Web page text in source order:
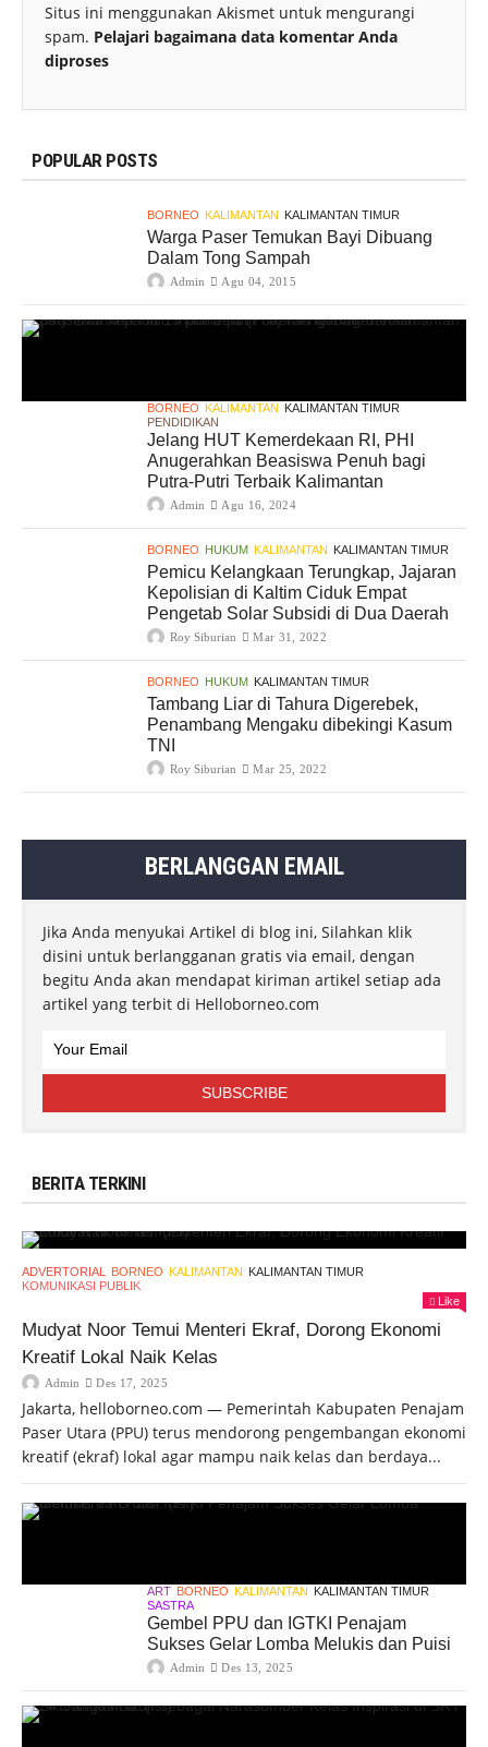
Situs ini menggunakan Akismet untuk mengurangi
spam. Pelajari bagaimana data komentar Anda
diproses
POPULAR POSTS
BORNEO KALIMANTAN KALIMANTAN TIMUR
Warga Paser Temukan Bayi Dibuang
Dalam Tong Sampah
Admin Agu 04, 2015
BORNEO KALIMANTAN KALIMANTAN TIMUR
PENDIDIKAN
Jelang HUT Kemerdekaan RI, PHI
Anugerahkan Beasiswa Penuh bagi
Putra-Putri Terbaik Kalimantan
Admin Agu 16, 2024
BORNEO HUKUM KALIMANTAN KALIMANTAN TIMUR
Pemicu Kelangkaan Terungkap, Jajaran
Kepolisian di Kaltim Ciduk Empat
Pengetab Solar Subsidi di Dua Daerah
Roy Siburian Mar 31, 2022
BORNEO HUKUM KALIMANTAN TIMUR
Tambang Liar di Tahura Digerebek,
Penambang Mengaku dibekingi Kasum
TNI
Roy Siburian Mar 25, 2022
BERLANGGAN EMAIL
Jika Anda menyukai Artikel di blog ini, Silahkan klik
disini untuk berlangganan gratis via email, dengan
begitu Anda akan mendapat kiriman artikel setiap ada
artikel yang terbit di Helloborneo.com
BERITA TERKINI
ADVERTORIAL BORNEO KALIMANTAN KALIMANTAN TIMUR
KOMUNIKASI PUBLIK
Like
Mudyat Noor Temui Menteri Ekraf, Dorong Ekonomi
Kreatif Lokal Naik Kelas
Admin Des 17, 2025
Jakarta, helloborneo.com — Pemerintah Kabupaten Penajam
Paser Utara (PPU) terus mendorong pengembangan ekonomi
kreatif (ekraf) lokal agar mampu naik kelas dan berdaya...
ART BORNEO KALIMANTAN KALIMANTAN TIMUR
SASTRA
Gembel PPU dan IGTKI Penajam
Sukses Gelar Lomba Melukis dan Puisi
Admin Des 13, 2025